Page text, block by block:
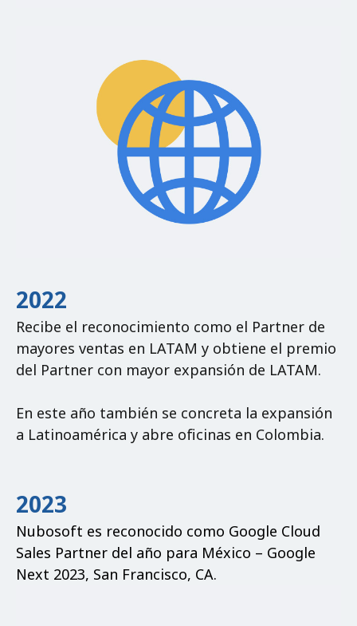
2022
Recibe el reconocimiento como el Partner de
mayores ventas en LATAM y obtiene el premio
del Partner con mayor expansión de LATAM.
En este año también se concreta la expansión
a Latinoamérica y abre oficinas en Colombia.
2023
Nubosoft es reconocido como Google Cloud
Sales Partner del año para México – Google
Next 2023, San Francisco, CA.